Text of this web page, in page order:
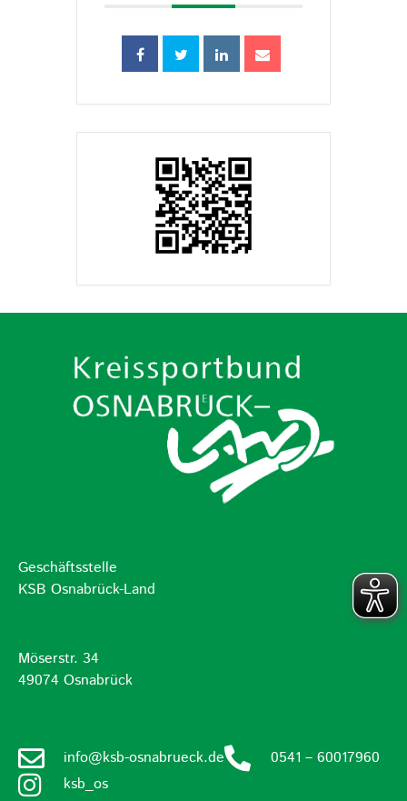
Geschäftsstelle
KSB Osnabrück-Land
Möserstr. 34
49074 Osnabrück
info@ksb-osnabrueck.de
0541 – 60017960
ksb_os